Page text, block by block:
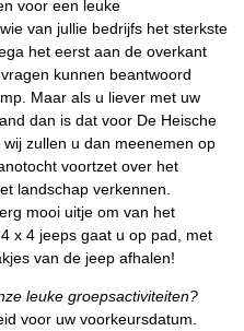
voor een leuke
van jullie bedrijfs het sterkste
het eerst aan de overkant
kunnen beantwoord
Maar als u liever met uw
dan is dat voor De Heische
zullen u dan meenemen op
voortzet over het
landschap verkennen.
mooi uitje om van het
x 4 jeeps gaat u op pad, met
van de jeep afhalen!
leuke groepsactiviteiten?
voor uw voorkeursdatum.